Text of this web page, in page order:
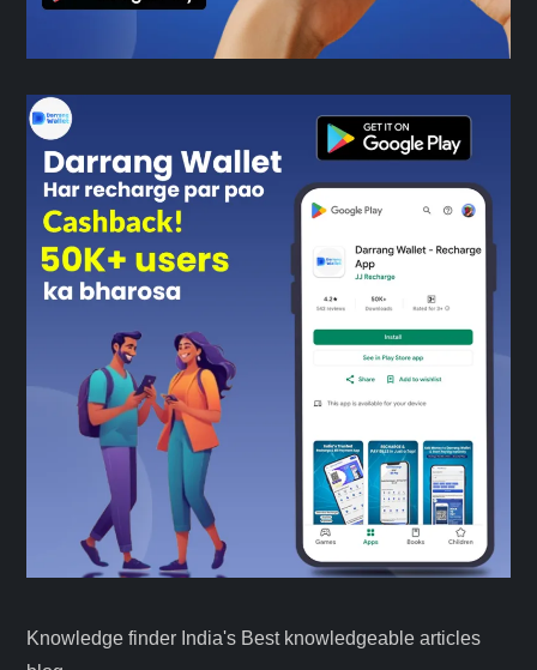
Knowledge finder India's Best knowledgeable articles